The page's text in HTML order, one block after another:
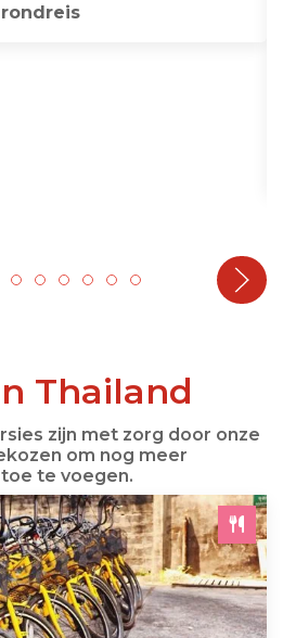
Thailand
zijn met zorg door onze
om nog meer
te voegen.